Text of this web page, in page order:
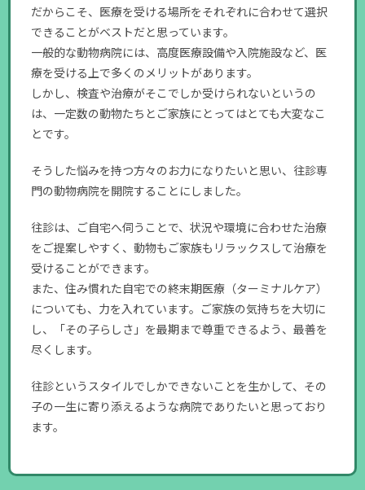
だからこそ、医療を受ける場所をそれぞれに合わせて選択
できることがベストだと思っています。
一般的な動物病院には、高度医療設備や入院施設など、医
療を受ける上で多くのメリットがあります。
しかし、検査や治療がそこでしか受けられないというの
は、一定数の動物たちとご家族にとってはとても大変なこ
とです。
そうした悩みを持つ方々のお力になりたいと思い、往診専
門の動物病院を開院することにしました。
往診は、ご自宅へ伺うことで、状況や環境に合わせた治療
をご提案しやすく、動物もご家族もリラックスして治療を
受けることができます。
また、住み慣れた自宅での終末期医療（ターミナルケア）
についても、力を入れています。ご家族の気持ちを大切に
し、「その子らしさ」を最期まで尊重できるよう、最善を
尽くします。
往診というスタイルでしかできないことを生かして、その
子の一生に寄り添えるような病院でありたいと思っており
ます。